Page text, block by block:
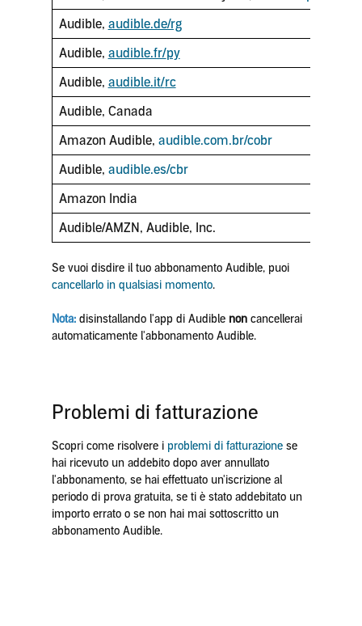
Audible, audible.de/rg
Audible, audible.fr/py
Audible, audible.it/rc
Audible, Canada
Amazon Audible, audible.com.br/cobr
Audible, audible.es/cbr
Amazon India
Audible/AMZN, Audible, Inc.
Se vuoi disdire il tuo abbonamento Audible, puoi
cancellarlo in qualsiasi momento.
Nota: disinstallando l'app di Audible noncancellerai
automaticamente l'abbonamento Audible.
Problemi di fatturazione
Scopri come risolvere i problemi di fatturazionese
hai ricevuto un addebito dopo aver annullato
l'abbonamento, se hai effettuato un'iscrizione al
periodo di prova gratuita, se ti è stato addebitato un
importo errato o se non hai mai sottoscritto un
abbonamento Audible.